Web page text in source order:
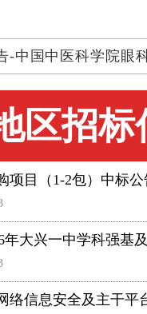
-中国中医科学院
区招标
项目（1-2包）中标公
年大兴一中学科强基
络信息安全及主干